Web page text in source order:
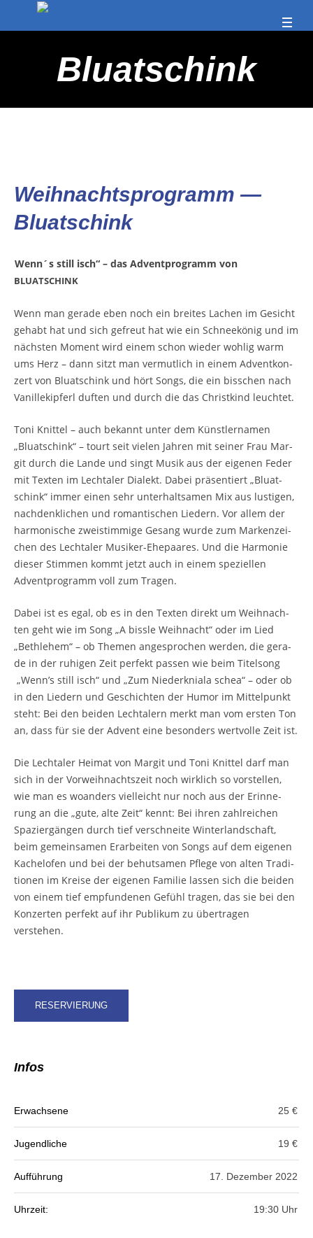
Bluatschink
Weih­nachts­pro­gramm —
Bluatschink
„Wenn´s still isch“ – das Advent­pro­gramm von
BLUATSCHINK
Wenn man gera­de eben noch ein brei­tes Lachen im Gesicht
gehabt hat und sich gefreut hat wie ein Schnee­kö­nig und im
nächs­ten Moment wird einem schon wie­der woh­lig warm
ums Herz – dann sitzt man ver­mut­lich in einem Advent­kon­
zert von Bluat­schink und hört Songs, die ein biss­chen nach
Vanil­le­kip­ferl duf­ten und durch die das Christ­kind leuchtet.
Toni Knit­tel – auch bekannt unter dem Künst­ler­na­men
„Bluat­schink“ – tourt seit vie­len Jah­ren mit sei­ner Frau Mar­
git durch die Lan­de und singt Musik aus der eige­nen Feder
mit Tex­ten im Lech­ta­ler Dia­lekt. Dabei prä­sen­tiert „Bluat­
schink“ immer einen sehr unter­halt­sa­men Mix aus lus­ti­gen,
nach­denk­li­chen und roman­ti­schen Lie­dern. Vor allem der
har­mo­ni­sche zwei­stim­mi­ge Gesang wur­de zum Mar­ken­zei­
chen des Lech­ta­ler Musi­ker-Ehe­paa­res. Und die Har­mo­nie
die­ser Stim­men kommt jetzt auch in einem spe­zi­el­len
Advent­pro­gramm voll zum Tragen.
Dabei ist es egal, ob es in den Tex­ten direkt um Weih­nach­
ten geht wie im Song „A biss­le Weih­nacht“ oder im Lied
„Beth­le­hem“ – ob The­men ange­spro­chen wer­den, die gera­
de in der ruhi­gen Zeit per­fekt pas­sen wie beim Titel­song
„Wenn’s still isch“ und „Zum Nie­der­k­nia­la schea“ – oder ob
in den Lie­dern und Geschich­ten der Humor im Mit­tel­punkt
steht: Bei den bei­den Lech­ta­lern merkt man vom ers­ten Ton
an, dass für sie der Advent eine beson­ders wert­vol­le Zeit ist.
Die Lech­ta­ler Hei­mat von Mar­git und Toni Knit­tel darf man
sich in der Vor­weih­nachts­zeit noch wirk­lich so vor­stel­len,
wie man es woan­ders viel­leicht nur noch aus der Erin­ne­
rung an die „gute, alte Zeit“ kennt: Bei ihren zahl­rei­chen
Spa­zier­gän­gen durch tief ver­schnei­te Win­ter­land­schaft,
beim gemein­sa­men Erar­bei­ten von Songs auf dem eige­nen
Kachel­ofen und bei der behut­sa­men Pfle­ge von alten Tra­di­
tio­nen im Krei­se der eige­nen Fami­lie las­sen sich die bei­den
von einem tief emp­fun­de­nen Gefühl tra­gen, das sie bei den
Kon­zer­ten per­fekt auf ihr Publi­kum zu über­tra­gen
verstehen.
RESER­VIE­RUNG
Infos
Erwachsene 25 €
Jugendliche 19 €
Aufführung 17. Dezember 2022
Uhrzeit: 19:30 Uhr